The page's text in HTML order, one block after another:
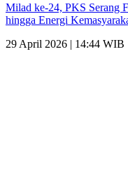
Milad ke-24, PKS Serang
hingga Energi
29 April 2026 | 14:44 WIB